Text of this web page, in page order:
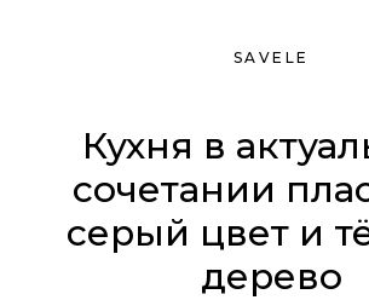
SAVELE
Кухня в
сочетании
серый цвет и
дерево